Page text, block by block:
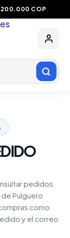
COP
pedidos
Pulguero
como
y el correo